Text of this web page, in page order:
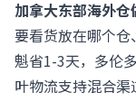
加拿大东部海外仓
要看货放在哪个
魁省1-3天，多伦
叶物流支持混合渠